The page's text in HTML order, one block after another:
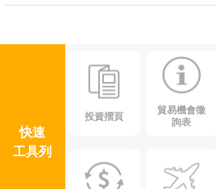
快速
工具列
投資摺頁
貿易機會徵
詢表